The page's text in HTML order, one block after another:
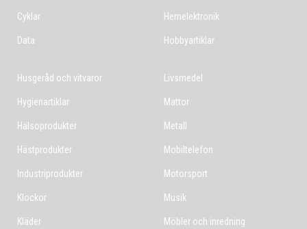
Cyklar
Data
Hemelektronik
Hobbyartiklar
Husgeråd och vitvaror
Hygienartiklar
Hälsoprodukter
Hästprodukter
Industriprodukter
Klockor
Kläder
Livsmedel
Mattor
Metall
Mobiltelefon
Motorsport
Musik
Möbler och inredning